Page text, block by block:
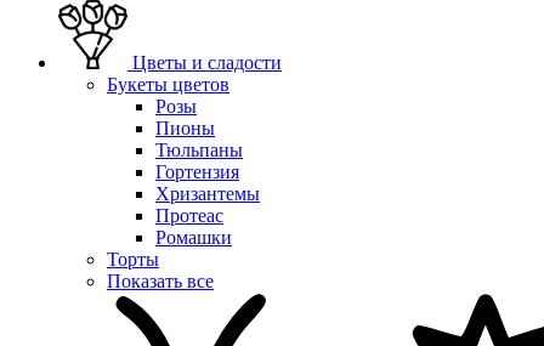
Цветы и сладости
Букеты цветов
Розы
Пионы
Тюльпаны
Гортензия
Хризантемы
Протеас
Ромашки
Торты
Показать все